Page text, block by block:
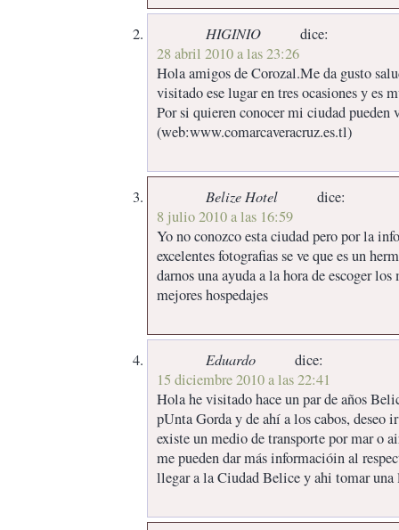
HIGINIO
dice:
28 abril 2010 a las 23:26
Hola amigos de Corozal.Me da gusto
visitado ese lugar en tres ocasiones y es
Por si quieren conocer mi ciudad pueden
(web:www.comarcaveracruz.es.tl)
Belize Hotel
dice:
8 julio 2010 a las 16:59
Yo no conozco esta ciudad pero por la
excelentes fotografias se ve que es un
darnos una ayuda a la hora de escoger
mejores hospedajes
Eduardo
dice:
15 diciembre 2010 a las 22:41
Hola he visitado hace un par de años
pUnta Gorda y de ahí a los cabos, deseo
existe un medio de transporte por mar o
me pueden dar más informacióin al
llegar a la Ciudad Belice y ahi tomar